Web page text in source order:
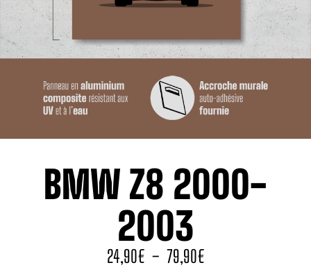
BMW Z8 2000-
2003
24,90€ – 79,90€